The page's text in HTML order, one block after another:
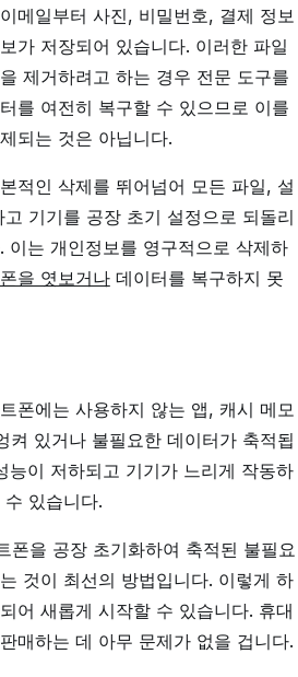
메일부터 사진, 비밀번호, 결제 정보
가 저장되어 있습니다. 이러한 파일
제거하려고 하는 경우 전문 도구를
를 여전히 복구할 수 있으므로 이를
되는 것은 아닙니다.
적인 삭제를 뛰어넘어 모든 파일, 설
기기를 공장 초기 설정으로 되돌리
이는 개인정보를 영구적으로 삭제하
을 엿보거나데이터를 복구하지 못
폰에는 사용하지 않는 앱, 캐시 메모
켜 있거나 불필요한 데이터가 축적됩
능이 저하되고 기기가 느리게 작동하
있습니다.
폰을 공장 초기화하여 축적된 불필요
것이 최선의 방법입니다. 이렇게 하
어 새롭게 시작할 수 있습니다. 휴대
매하는 데 아무 문제가 없을 겁니다.